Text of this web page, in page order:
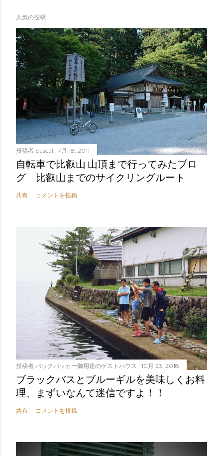
人気の投稿
投稿者 pascal 7月 18, 2011
自転車で比叡山 山頂まで行ってみたブロ
グ 比叡山までのサイクリングルート
共有 コメントを投稿
投稿者 バックパッカー御用達のゲストハウス 10月 23, 2018
ブラックバスとブルーギルを美味しくお料
理、まずいなんて迷信ですよ！！
共有 コメントを投稿